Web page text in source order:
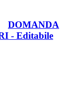
DOMANDA
- Editabile